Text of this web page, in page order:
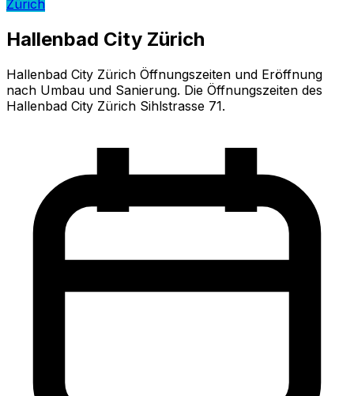
Zürich
Hallenbad City Zürich
Hallenbad City Zürich Öffnungszeiten und Eröffnung
nach Umbau und Sanierung. Die Öffnungszeiten des
Hallenbad City Zürich Sihlstrasse 71.